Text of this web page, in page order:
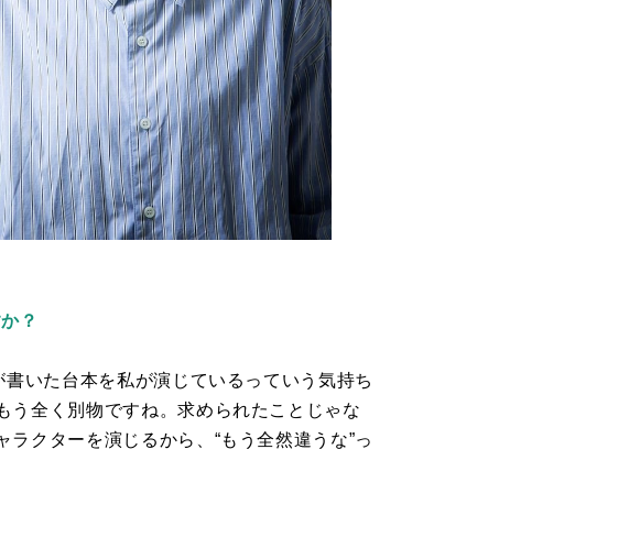
？
いた台本を私が演じているっていう気持ち
う全く別物ですね。求められたことじゃな
クターを演じるから、“もう全然違うな”っ